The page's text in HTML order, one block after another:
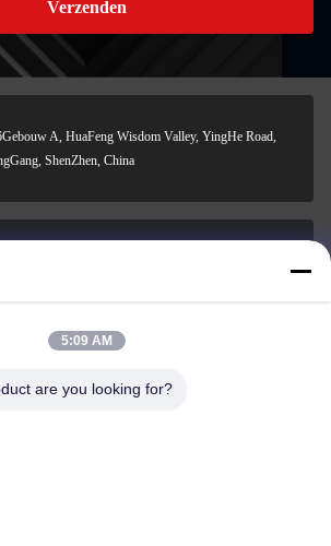
Verzenden
A, HuaFeng Wisdom Valley, YingHe Road,
ShenZhen, China
18148506772
5:09 AM
are you looking for?